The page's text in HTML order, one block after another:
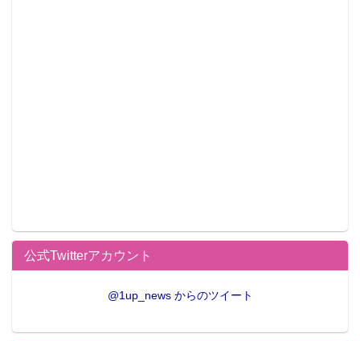
公式Twitterアカウント
@1up_news からのツイート